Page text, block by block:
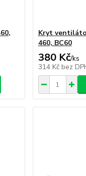
Kryt
460, BC60
380 Kč/ks
314 Kč bez